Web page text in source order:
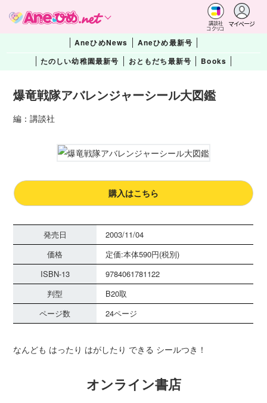
講談社
コクリコ
マイページ
AneひめNews
Aneひめ最新号
たのしい幼稚園最新号
おともだち最新号 Books
爆竜戦隊アバレンジャーシール大図鑑
編：講談社
購入はこちら
発売日
2003/11/04
価格
定価:本体590円(税別)
ISBN-13
9784061781122
判型
B20取
ページ数
24ページ
なんども はったり はがしたり できる シールつき！
オンライン書店